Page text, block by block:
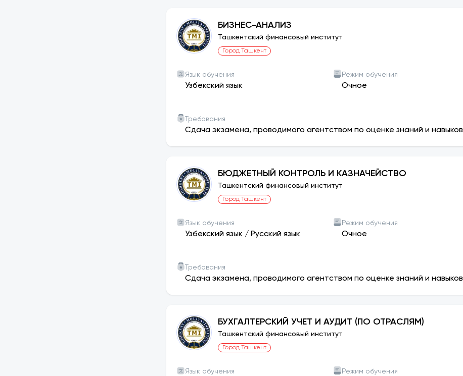
БИЗНЕС-АНАЛИЗ
Ташкентский финансовый институт
Город Ташкент
Язык обучения
Узбекский язык
Режим обучения
Очное
Требования
Сдача экзамена, проводимого агентством по оценке знаний и навыков
БЮДЖЕТНЫЙ КОНТРОЛЬ И КАЗНАЧЕЙСТВО
Ташкентский финансовый институт
Город Ташкент
Язык обучения
Узбекский язык / Русский язык
Режим обучения
Очное
Требования
Сдача экзамена, проводимого агентством по оценке знаний и навыков
БУХГАЛТЕРСКИЙ УЧЕТ И АУДИТ (ПО ОТРАСЛЯМ)
Ташкентский финансовый институт
Город Ташкент
Язык обучения Режим обучения